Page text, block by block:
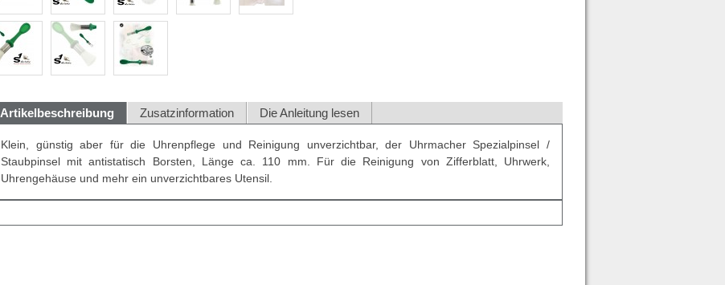
Artikelbeschreibung Zusatzinformation Die Anleitung lesen
Klein, günstig aber für die Uhrenpflege und Reinigung unverzichtbar, der Uhrmacher Spezialpinsel /
Staubpinsel mit antistatisch Borsten, Länge ca. 110 mm. Für die Reinigung von Zifferblatt, Uhrwerk,
Uhrengehäuse und mehr ein unverzichtbares Utensil.